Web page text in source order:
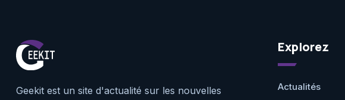
Geekit est un site d'actualité sur les nouvelles
Explorez
Actualités